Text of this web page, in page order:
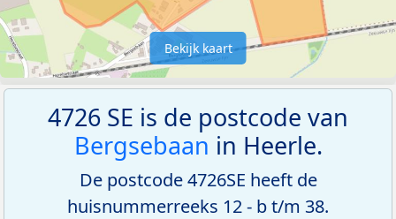
Bekijk kaart
4726 SE is de postcode van
Bergsebaan in Heerle.
De postcode 4726SE heeft de
huisnummerreeks 12 - b t/m 38.